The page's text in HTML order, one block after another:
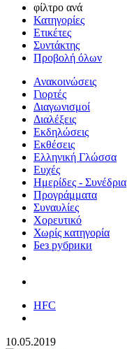
φίλτρο ανά
Κατηγορίες
Ετικέτες
Συντάκτης
Προβολή όλων
Ανακοινώσεις
Γιορτές
Διαγωνισμοί
Διαλέξεις
Εκδηλώσεις
Εκθέσεις
Ελληνική Γλώσσα
Ευχές
Ημερίδες - Συνέδρια
Προγράμματα
Συναυλίες
Χορευτικό
Χωρίς κατηγορία
Без рубрики
HFC
10.05.2019